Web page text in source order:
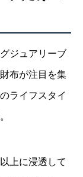
ジュアリーブ
布が注目を集
ライフスタイ
上に浸透して